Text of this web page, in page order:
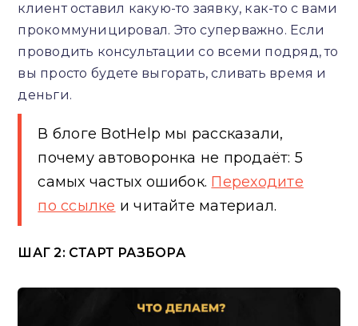
клиент оставил какую-то заявку, как-то с вами
прокоммуницировал. Это суперважно. Если
проводить консультации со всеми подряд, то
вы просто будете выгорать, сливать время и
деньги.
В блоге BotHelp мы рассказали,
почему автоворонка не продаёт: 5
самых частых ошибок. Переходите
по ссылке и читайте материал.
ШАГ 2: СТАРТ РАЗБОРА